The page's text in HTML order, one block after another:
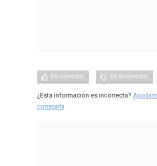
Es correcto Es incorrecto
¿Esta información es incorrecta?
corregirla